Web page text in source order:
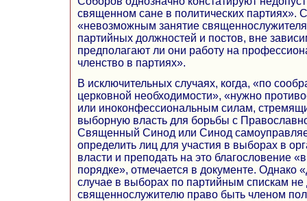
священном сане в политических партиях».
«невозможным занятие
партийных должностей и постов, вне
предполагают ли они работу на
членство в партиях».
В исключительных случаях, когда, «по
церковной необходимости», «нужно
или иноконфессиональным силам,
выборную власть для борьбы с
Священный Синод или Синод
определить лиц для участия в выборах в
власти и преподать на это благословение
порядке», отмечается в документе. Однако
случае в выборах по партийным спискам не
священнослужителю право быть членом